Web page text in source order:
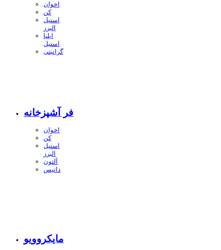
اخوان
کن
استیل
البرز
ایلیا
استیل
گرانیتی
فر آشپزخانه
اخوان
کن
استیل
البرز
آلتون
داتیس
مایکروویو